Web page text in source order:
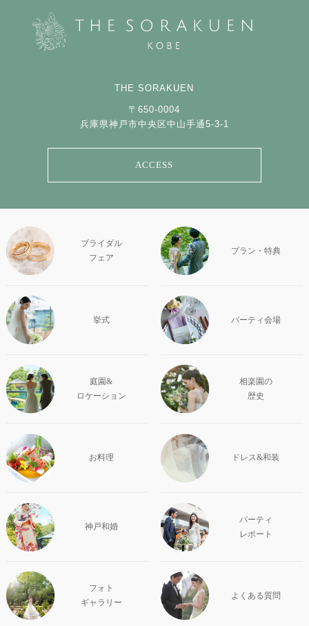
THE SORAKUEN
〒650-0004
兵庫県神戸市中央区中山手通5-3-1
ACCESS
ブライダル
フェア
プラン・特典
挙式 パーティ会場
庭園&
ロケーション
相楽園の
歴史
お料理 ドレス&和装
神戸和婚
パーティ
レポート
フォト
ギャラリー
よくある質問